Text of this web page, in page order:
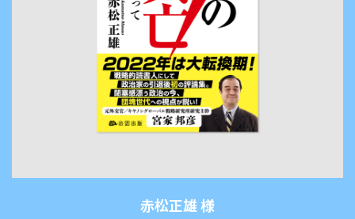
赤松正雄 様